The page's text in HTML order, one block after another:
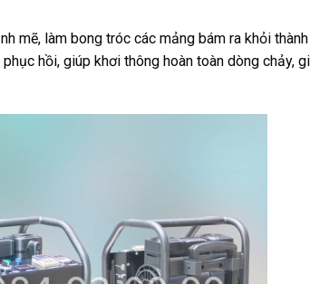
mẽ, làm bong tróc các mảng bám ra khỏi
hồi, giúp khơi thông hoàn toàn dòng chảy,